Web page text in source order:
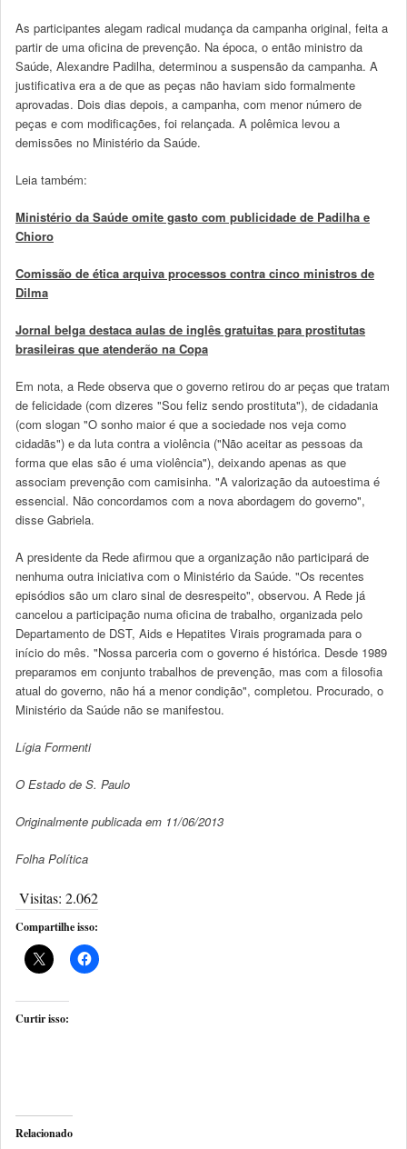
As participantes alegam radical mudança da campanha original, feita a
partir de uma oficina de prevenção. Na época, o então ministro da
Saúde, Alexandre Padilha, determinou a suspensão da campanha. A
justificativa era a de que as peças não haviam sido formalmente
aprovadas. Dois dias depois, a campanha, com menor número de
peças e com modificações, foi relançada. A polêmica levou a
demissões no Ministério da Saúde.
Leia também:
Ministério da Saúde omite gasto com publicidade de Padilha e
Chioro
Comissão de ética arquiva processos contra cinco ministros de
Dilma
Jornal belga destaca aulas de inglês gratuitas para prostitutas
brasileiras que atenderão na Copa
Em nota, a Rede observa que o governo retirou do ar peças que tratam
de felicidade (com dizeres "Sou feliz sendo prostituta"), de cidadania
(com slogan "O sonho maior é que a sociedade nos veja como
cidadãs") e da luta contra a violência ("Não aceitar as pessoas da
forma que elas são é uma violência"), deixando apenas as que
associam prevenção com camisinha. "A valorização da autoestima é
essencial. Não concordamos com a nova abordagem do governo",
disse Gabriela.
A presidente da Rede afirmou que a organização não participará de
nenhuma outra iniciativa com o Ministério da Saúde. "Os recentes
episódios são um claro sinal de desrespeito", observou. A Rede já
cancelou a participação numa oficina de trabalho, organizada pelo
Departamento de DST, Aids e Hepatites Virais programada para o
início do mês. "Nossa parceria com o governo é histórica. Desde 1989
preparamos em conjunto trabalhos de prevenção, mas com a filosofia
atual do governo, não há a menor condição", completou. Procurado, o
Ministério da Saúde não se manifestou.
Lígia Formenti
O Estado de S. Paulo
Originalmente publicada em 11/06/2013
Folha Política
Visitas: 2.062
Compartilhe isso:
Curtir isso:
Relacionado